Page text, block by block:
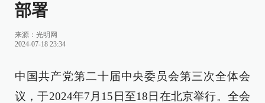
部署
来源： 光明网
2024-07-18 23:34
中国共产党第二十届中央委员会第三次全体会
议，于2024年7月15日至18日在北京举行。全会